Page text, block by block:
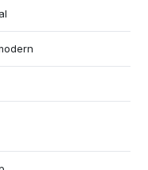
împădurită.
o vizionare,